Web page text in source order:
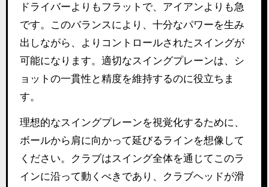
ドライバーよりもフラットで、アイアンよりも急
です。このバランスにより、十分なパワーを生み
出しながら、よりコントロールされたスイングが
可能になります。適切なスイングプレーンは、シ
ョットの一貫性と精度を維持するのに役立ちま
す。
理想的なスイングプレーンを視覚化するために、
ボールから肩に向かって延びるラインを想像して
ください。クラブはスイング全体を通じてこのラ
インに沿って動くべきであり、クラブヘッドが滑